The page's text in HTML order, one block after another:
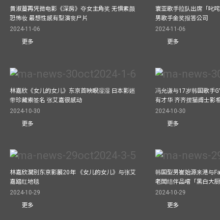
黄淑蔓再凭微电影《深房》夺女主角奖 无惧素颜
恐怖妆 最想性感有型演丧尸片
2024-11-06
更多
寰亚歌手拉队出席「叱
男歌手金奖报答公司
2024-11-06
更多
林嘉欣《女儿的女儿》东京首映眼湿湿 日本影迷
带珍藏索签名 张艾嘉很感动
2024-10-30
更多
冯允谦与17岁韩国歌手
有才华 齐齐摆猫甫士影
2024-10-30
更多
林嘉欣濶別东京影展20年 《女儿的女儿》与张艾
嘉踏红地毯
2024-10-29
更多
韩国型男崔始源来港与
老闆结伴品嚐「黑白大
2024-10-29
更多